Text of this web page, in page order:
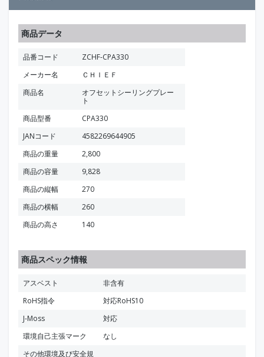
商品データ
品番コード
ZCHF-CPA330
メーカー名
ＣＨＩＥＦ
商品名
オフセットシーリングプレー
ト
商品型番
CPA330
JANコード
4582269644905
商品の重量
2,800
商品の容量
9,828
商品の縦幅
270
商品の横幅
260
商品の高さ
140
商品スペック情報
アスベスト
非含有
RoHS指令
対応RoHS10
J-Moss
対応
環境自己主張マーク
なし
その他環境及び安全規